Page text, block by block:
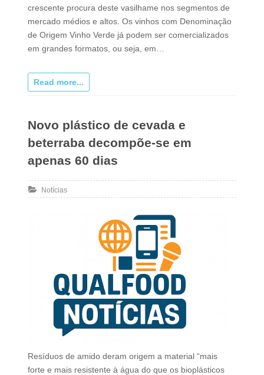
crescente procura deste vasilhame nos segmentos de
mercado médios e altos. Os vinhos com Denominação
de Origem Vinho Verde já podem ser comercializados
em grandes formatos, ou seja, em…
Read more...
Novo plástico de cevada e
beterraba decompõe-se em
apenas 60 dias
Notícias
Resíduos de amido deram origem a material “mais
forte e mais resistente à água do que os bioplásticos